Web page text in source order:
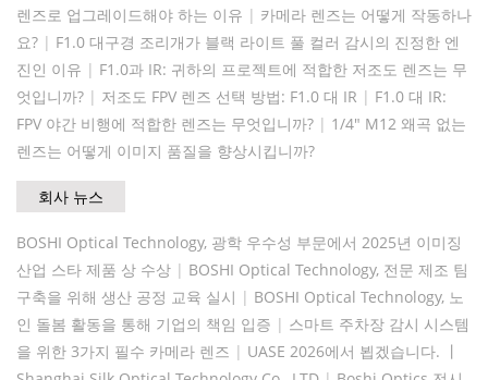
렌즈로 업그레이드해야 하는 이유 | 카메라 렌즈는 어떻게 작동하나
요? | F1.0 대구경 조리개가 블랙 라이트 풀 컬러 감시의 진정한 엔
진인 이유 | F1.0과 IR: 귀하의 프로젝트에 적합한 저조도 렌즈는 무
엇입니까? | 저조도 FPV 렌즈 선택 방법: F1.0 대 IR | F1.0 대 IR:
FPV 야간 비행에 적합한 렌즈는 무엇입니까? | 1/4" M12 왜곡 없는
렌즈는 어떻게 이미지 품질을 향상시킵니까?
회사 뉴스
BOSHI Optical Technology, 광학 우수성 부문에서 2025년 이미징
산업 스타 제품 상 수상 | BOSHI Optical Technology, 전문 제조 팀
구축을 위해 생산 공정 교육 실시 | BOSHI Optical Technology, 노
인 돌봄 활동을 통해 기업의 책임 입증 | 스마트 주차장 감시 시스템
을 위한 3가지 필수 카메라 렌즈 | UASE 2026에서 뵙겠습니다. 丨